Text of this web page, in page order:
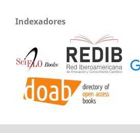
Indexadores